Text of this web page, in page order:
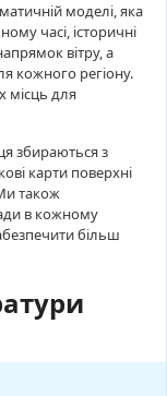
моделі, яка
часі, історичні
вітру, а
кожного регіону.
місць для
збираються з
карти поверхні
також
в кожному
більш